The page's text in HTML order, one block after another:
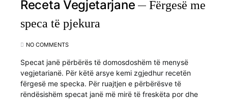
Receta Vegjetarjane
Fërgesë me
speca të pjekura
NO COMMENTS
Specat janë përbërës të domosdoshëm të menysë
vegjetarianë. Për këtë arsye kemi zgjedhur recetën
fërgesë me specka. Për ruajtjen e përbërësve të
rëndësishëm specat janë më mirë të freskëta por dhe